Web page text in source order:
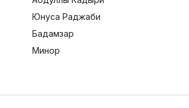
Юнуса Раджаби
Бадамзар
Минор